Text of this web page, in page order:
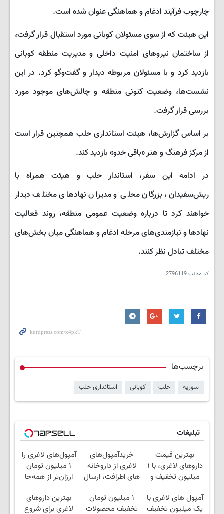
چارچوب فرآیند ادغام و هماهنگی عنوان شده است.
این هیئت که از سوی مسئولان کوبانی مورد استقبال قرار گرفت،
از ساختمان نیروهای امنیت داخلی و مدیریت منطقه کوبانی
بازدید کرد و با مسئولان مربوطه دیدار و گفت‌وگو کرد. در این
نشست‌ها، وضعیت کنونی منطقه و چالش‌های موجود مورد
بررسی قرار گرفت.
بر اساس گزارش‌ها، هیئت استانداری حلب همچنین قرار است
از مرکز فرهنگ و هنر «باقی خدو» بازدید کند.
در ادامه این سفر، استاندار حلب و هیئت همراه با
ریش‌سفیدان، بزرگان محلی و مدیران نهادهای مختلف دیدار
خواهند کرد تا درباره وضعیت عمومی منطقه، روند فعالیت
نهادها و نیازمندی‌های مرحله ادغام و هماهنگی میان بخش‌های
مختلف تبادل نظر کنند.
کد مطلب2796119
برچسب‌ها
سوریه حلب کوبانی استانداری حلب
تبلیغات
بهترین قیمت
داروهای لاغری، با ۱
میلیون تخفیف و
خریدآمپول‌های
لاغری از داروخانه
های اطرافت، ارسال
یخ!
آمپول‌های لاغری را
۱ میلیون تومان
ارزان‌تر از همه‌جا
آمپول های لاغری با
یک میلیون تخفیف
۱ میلیون تومان
تخفیف محصولات
بهترین داروهای
لاغری برای شروع